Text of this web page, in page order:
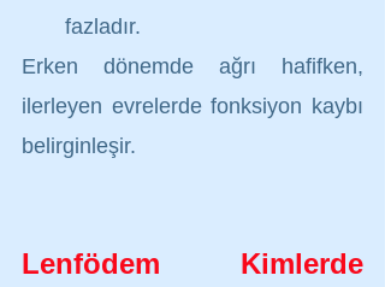
fazladır.
Erken dönemde ağrı hafifken,
ilerleyen evrelerde fonksiyon kaybı
belirginleşir.
Lenfödem Kimlerde